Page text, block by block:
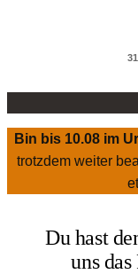
31
Bin bis 10.08 im
trotzdem weiter
Du hast
uns